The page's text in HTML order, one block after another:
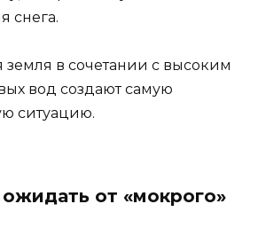
снега.
земля в сочетании с высоким
вод создают самую
ситуацию.
от «мокрого»